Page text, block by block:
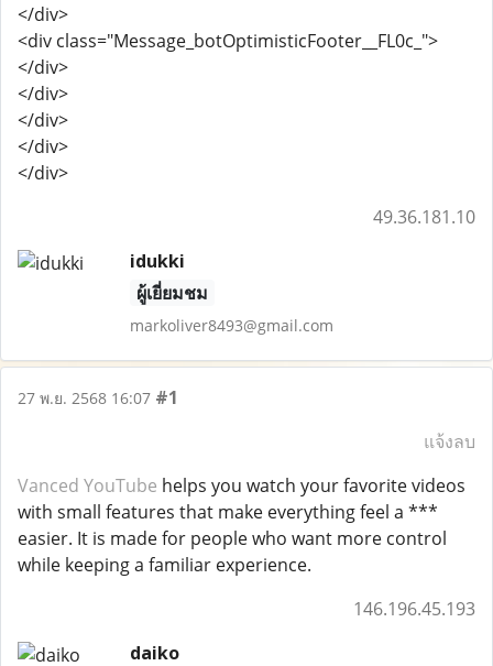
</div>
<div class="Message_botOptimisticFooter__FL0c_">
</div>
</div>
</div>
</div>
</div>
49.36.181.10
idukki
ผู้เยี่ยมชม
markoliver8493@gmail.com
27 พ.ย. 2568 16:07 #1
แจ้งลบ
Vanced YouTube helps you watch your favorite videos
with small features that make everything feel a ***
easier. It is made for people who want more control
while keeping a familiar experience.
146.196.45.193
daiko